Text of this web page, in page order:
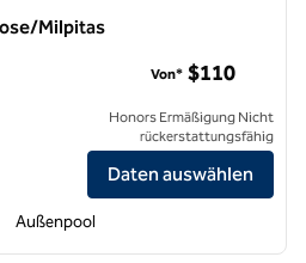
Milpitas
Inn San Jose/Milpitas anzeigen
Von* $110
Honors Ermäßigung Nicht
rückerstattungsfähig
Daten auswählen
Außenpool